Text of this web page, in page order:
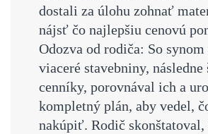
dostali za úlohu zohnať
nájsť čo najlepšiu cenovú
Odozva od rodiča: So synom
viaceré stavebniny, následne
cenníky, porovnával ich a
kompletný plán, aby vedel,
nakúpiť. Rodič skonštatoval,